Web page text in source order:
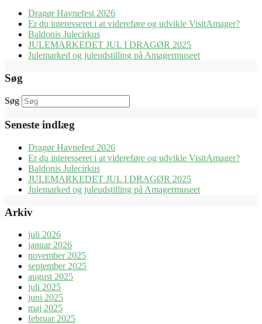
Dragør Havnefest 2026
Er du interesseret i at videreføre og udvikle VisitAmager?
Baldonis Julecirkus
JULEMARKEDET JUL I DRAGØR 2025
Julemarked og juleudstilling på Amagermuseet
Søg
Søg
Seneste indlæg
Dragør Havnefest 2026
Er du interesseret i at videreføre og udvikle VisitAmager?
Baldonis Julecirkus
JULEMARKEDET JUL I DRAGØR 2025
Julemarked og juleudstilling på Amagermuseet
Arkiv
juli 2026
januar 2026
november 2025
september 2025
august 2025
juli 2025
juni 2025
maj 2025
februar 2025